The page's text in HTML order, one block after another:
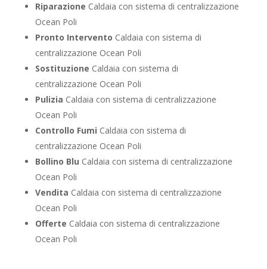
Riparazione Caldaia con sistema di centralizzazione
Ocean Poli
Pronto Intervento Caldaia con sistema di
centralizzazione Ocean Poli
Sostituzione Caldaia con sistema di
centralizzazione Ocean Poli
Pulizia Caldaia con sistema di centralizzazione
Ocean Poli
Controllo Fumi Caldaia con sistema di
centralizzazione Ocean Poli
Bollino Blu Caldaia con sistema di centralizzazione
Ocean Poli
Vendita Caldaia con sistema di centralizzazione
Ocean Poli
Offerte Caldaia con sistema di centralizzazione
Ocean Poli